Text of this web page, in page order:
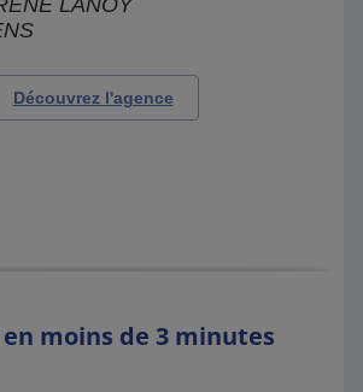
Découvrez l'agence
moins de 3 minutes